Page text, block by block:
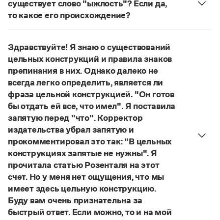
Словари русского языка как государственного
Справочники
Правила русской орфографии и пунктуации
Русский язык. Краткий теоретический курс
для школьников
Письмовник
Справочник по пунктуации
Словарь-справочник трудностей
Справочник по фразеологии
Азбучные истины
Словарь-справочник непростые слова
Все справочники портала
Журнал
Новости и события
Управление в русском языке
Словарь русских имён
Правила русской орфографии и пунктуации
(1956)
существует слово "ыжлость"? Если да,
то какое его происхождение?
Нет, не существует и не существовало. Это
Страница ответа
Здравствуйте! Я знаю о существований
цельных конструкций и правила знаков
препинания в них. Однако далеко не
всегда легко определить, является ли
фраза цельной конструкцией. "Он готов
бы отдать ей все, что имел". Я поставила
запятую перед "что". Корректор
издательства убрал запятую и
прокомментировал это так: "В цельных
конструкциях запятые не нужны". Я
прочитала статью Розенталя на этот
счет. Но у меня нет ощущения, что мы
имеет здесь цельную конструкцию.
Буду вам очень признательна за
быстрый ответ. Если можно, то и на мой